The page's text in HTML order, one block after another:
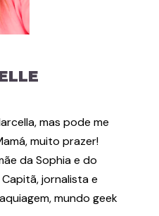
mas pode me
muito prazer!
da Sophia e do
jornalista e
mundo geek